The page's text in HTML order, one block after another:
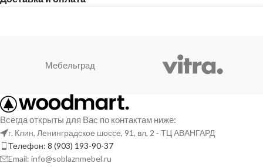
Мебельград
Всегда открыты для Вас по контактам ниже:
г. Клин, Ленинградское шоссе, 91, вл, 2 - ТЦ АВАНГАРД
Телефон: 8 (903) 193-90-37
Email: info@soblaznmebel.ru